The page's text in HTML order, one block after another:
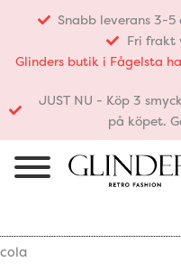
innehåll
Snabb leverans 3-5
Fri frakt
Glinders butik i Fågelsta
JUST NU - Köp 3
på köpet.
cola